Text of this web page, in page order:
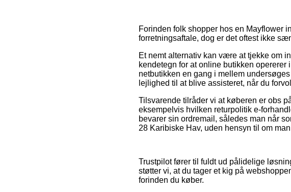
Forinden folk shopper hos en Mayflower
forretningsaftale, dog er det oftest ikke
Et nemt alternativ kan være at tjekke om
kendetegn for at online butikken
netbutikken en gang i mellem
lejlighed til at blive assisteret, når du
Tilsvarende tilråder vi at køberen er obs
eksempelvis hvilken returpolitik e-
bevarer sin ordremail, således man når
28 Karibiske Hav, uden hensyn til om
Trustpilot fører til fuldt ud pålidelige
støtter vi, at du tager et kig på
forinden du køber.